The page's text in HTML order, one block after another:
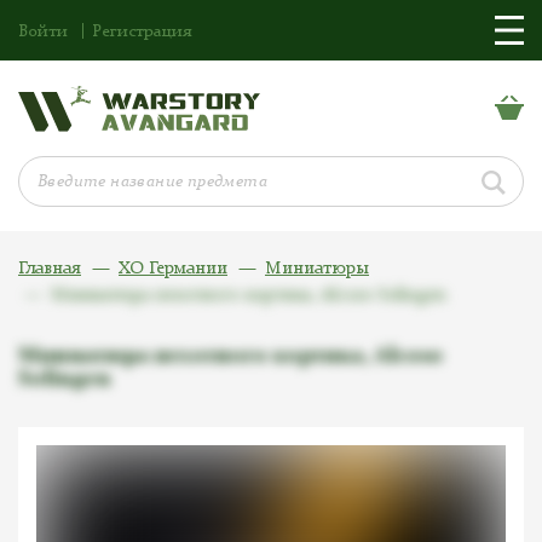
Войти Регистрация
Главная ХО Германии
Миниатюры
Миниатюра пехотного кортика, Alcoso
Solingen